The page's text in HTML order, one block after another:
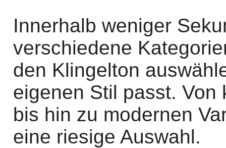
Innerhalb weniger
verschiedene
den Klingelton
eigenen Stil passt. Von
bis hin zu modernen
eine riesige Auswahl.